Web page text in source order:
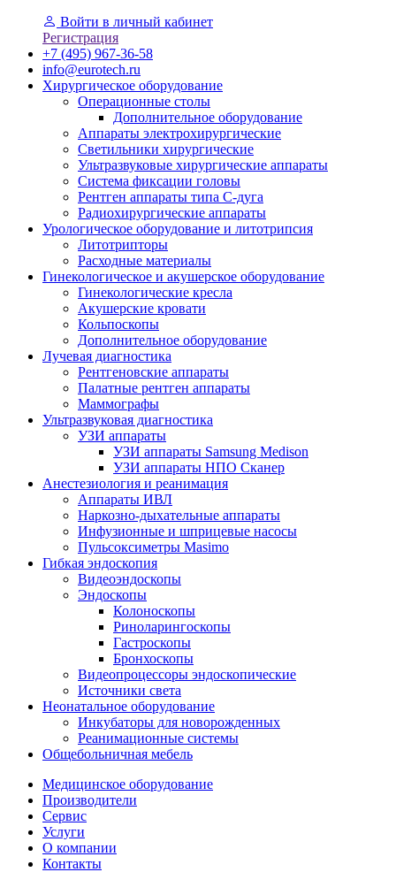
Войти в личный кабинет
Регистрация
+7 (495) 967-36-58
info@eurotech.ru
Хирургическое оборудование
Операционные столы
Дополнительное оборудование
Аппараты электрохирургические
Светильники хирургические
Ультразвуковые хирургические аппараты
Система фиксации головы
Рентген аппараты типа С-дуга
Радиохирургические аппараты
Урологическое оборудование и литотрипсия
Литотрипторы
Расходные материалы
Гинекологическое и акушерское оборудование
Гинекологические кресла
Акушерские кровати
Кольпоскопы
Дополнительное оборудование
Лучевая диагностика
Рентгеновские аппараты
Палатные рентген аппараты
Маммографы
Ультразвуковая диагностика
УЗИ аппараты
УЗИ аппараты Samsung Medison
УЗИ аппараты НПО Сканер
Анестезиология и реанимация
Аппараты ИВЛ
Наркозно-дыхательные аппараты
Инфузионные и шприцевые насосы
Пульсоксиметры Masimo
Гибкая эндоскопия
Видеоэндоскопы
Эндоскопы
Колоноскопы
Риноларингоскопы
Гастроскопы
Бронхоскопы
Видеопроцессоры эндоскопические
Источники света
Неонатальное оборудование
Инкубаторы для новорожденных
Реанимационные системы
Общебольничная мебель
Медицинское оборудование
Производители
Сервис
Услуги
О компании
Контакты